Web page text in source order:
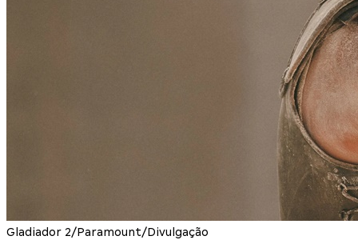
Gladiador 2/Paramount/Divulgação